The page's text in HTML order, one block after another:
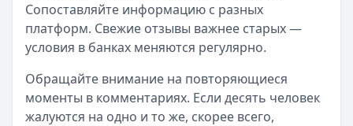
Сопоставляйте информацию с разных
платформ. Свежие отзывы важнее старых —
условия в банках меняются регулярно.
Обращайте внимание на повторяющиеся
моменты в комментариях. Если десять человек
жалуются на одно и то же, скорее всего,